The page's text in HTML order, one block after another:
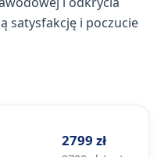
satysfakcję i poczucie
2799 zł